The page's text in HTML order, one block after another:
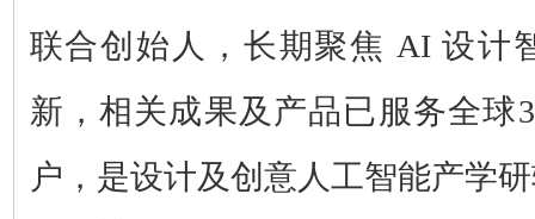
联合创始人，长期聚焦 AI 设计
新， 相关成果及产品已服务全球
户， 是设计及创意人工智能产学